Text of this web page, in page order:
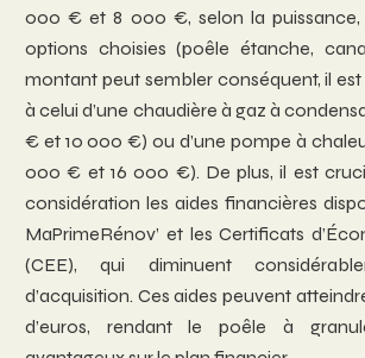
000 € et 8 000 €, selon la puissance,
options choisies (poêle étanche,
montant peut sembler conséquent, il
à celui d’une chaudière à gaz à
€ et 10 000 €) ou d’une pompe à
000 € et 16 000 €). De plus, il est
considération les aides financières
MaPrimeRénov’ et les Certificats
(CEE), qui diminuent
d’acquisition. Ces aides peuvent
d’euros, rendant le poêle à